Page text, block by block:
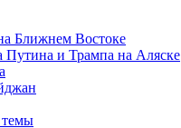
Ближнем Востоке
Путина и Трампа на Аляске
темы